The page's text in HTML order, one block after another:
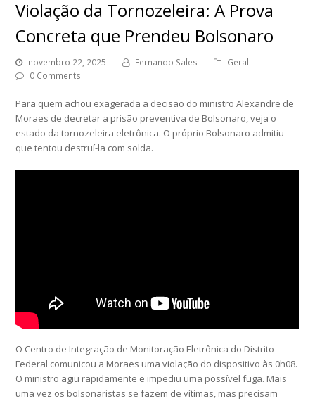
Violação da Tornozeleira: A Prova
Concreta que Prendeu Bolsonaro
novembro 22, 2025 Fernando Sales
Geral
0 Comments
Para quem achou exagerada a decisão do ministro Alexandre de
Moraes de decretar a prisão preventiva de Bolsonaro, veja o
estado da tornozeleira eletrônica. O próprio Bolsonaro admitiu
que tentou destruí-la com solda.
O Centro de Integração de Monitoração Eletrônica do Distrito
Federal comunicou a Moraes uma violação do dispositivo às 0h08.
O ministro agiu rapidamente e impediu uma possível fuga. Mais
uma vez os bolsonaristas se fazem de vítimas, mas precisam